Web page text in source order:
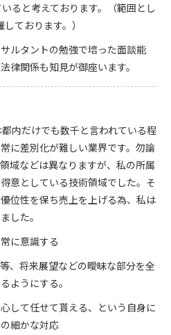
ると考えております。（範囲とし
ております。）
ルタントの勉強で培った面談能
律関係も知見が御座います。
内だけでも数千と言われている程
に差別化が難しい業界です。勿論
域などは異なりますが、私の所属
意としている技術領域でした。そ
位性を保ち売上を上げる為、私は
した。
に意識する
、将来展望などの曖昧な部分を全
ようにする。
して任せて貰える、という自身に
細かな対応